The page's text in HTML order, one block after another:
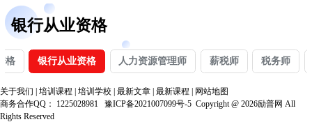
银行从业资格
格 银行从业资格 人力资源管理师 薪税师 税务师
关于我们 | 培训课程 | 培训学校 | 最新文章 | 最新课程 | 网站地图
商务合作QQ： 1225028981 豫ICP备2021007099号-5 Copyright @ 2026励普网 All
Rights Reserved